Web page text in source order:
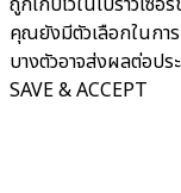
คุณยังมีตัวเลือกในกา
บางตัวอาจส่งผลต่อป
SAVE & ACCEPT